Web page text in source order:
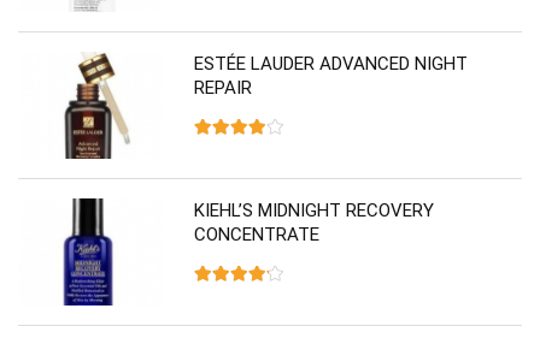
ESTÉE LAUDER ADVANCED NIGHT
REPAIR
KIEHL’S MIDNIGHT RECOVERY
CONCENTRATE